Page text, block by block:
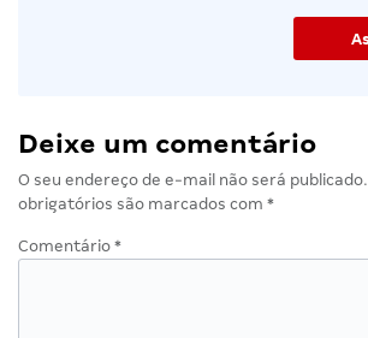
Deixe um comentário
O seu endereço de e-mail não será publicado.
obrigatórios são marcados com *
Comentário *